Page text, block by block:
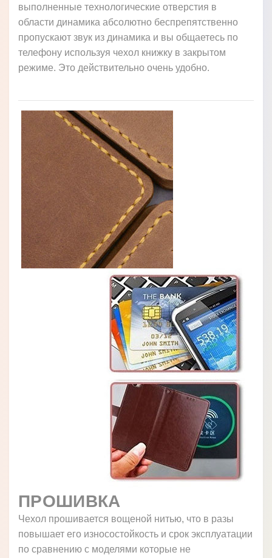
выполненные технологические отверстия в
области динамика абсолютно беспрепятственно
пропускают звук из динамика и вы общаетесь по
телефону используя чехол книжку в закрытом
режиме. Это действительно очень удобно.
ПРОШИВКА
Чехол прошивается вощеной нитью, что в разы
повышает его износостойкость и срок эксплуатации
по сравнению с моделями которые не